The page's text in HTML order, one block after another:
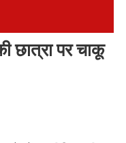
छात्रा पर चाकू